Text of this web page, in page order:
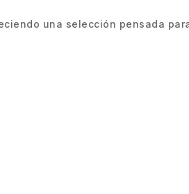
una selección pensada